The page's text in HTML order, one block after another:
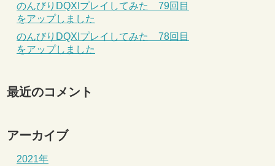
のんびりDQXIプレイしてみた 79回目
をアップしました
のんびりDQXIプレイしてみた 78回目
をアップしました
最近のコメント
アーカイブ
2021年